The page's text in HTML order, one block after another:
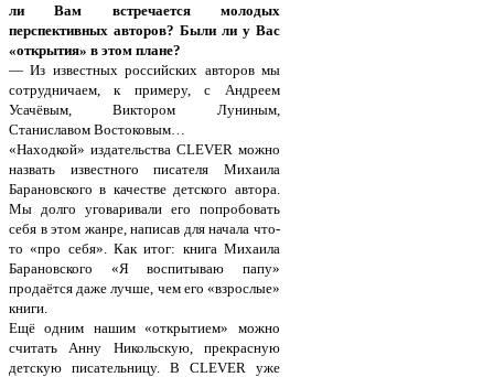
ли Вам встречается молодых
перспективных авторов? Были ли у Вас
«открытия» в этом плане?
— Из известных российских авторов мы
сотрудничаем, к примеру, с Андреем
Усачёвым, Виктором Луниным,
Станиславом Востоковым…
«Находкой» издательства CLEVER можно
назвать известного писателя Михаила
Барановского в качестве детского автора.
Мы долго уговаривали его попробовать
себя в этом жанре, написав для начала что-
то «про себя». Как итог: книга Михаила
Барановского «Я воспитываю папу»
продаётся даже лучше, чем его «взрослые»
книги.
Ещё одним нашим «открытием» можно
считать Анну Никольскую, прекрасную
детскую писательницу. В CLEVER уже